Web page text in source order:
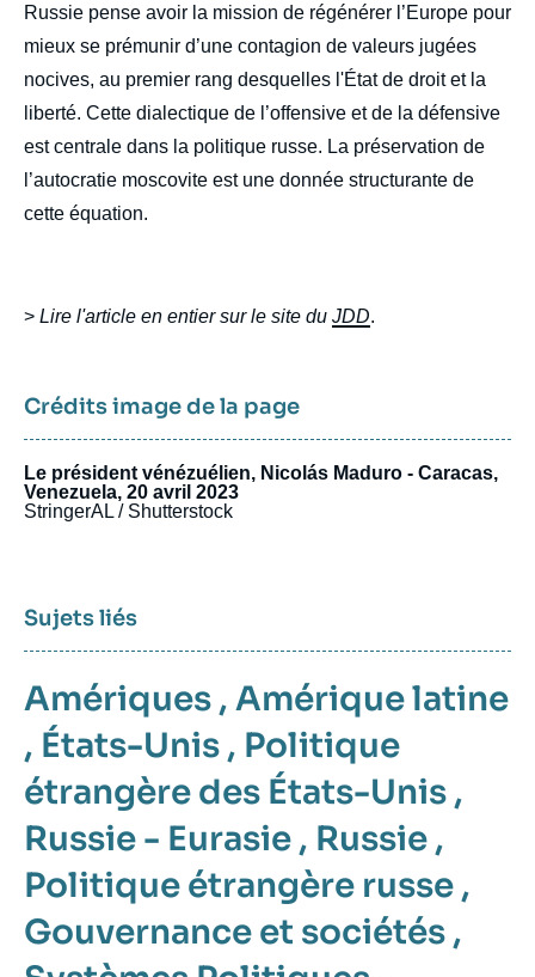
Russie pense avoir la mission de régénérer l’Europe pour
mieux se prémunir d’une contagion de valeurs jugées
nocives, au premier rang desquelles l'État de droit et la
liberté. Cette dialectique de l’offensive et de la défensive
est centrale dans la politique russe. La préservation de
l’autocratie moscovite est une donnée structurante de
cette équation.
> Lire l'article en entier sur le site du JDD.
Crédits image de la page
Le président vénézuélien, Nicolás Maduro - Caracas,
Venezuela, 20 avril 2023
StringerAL / Shutterstock
Sujets liés
Amériques , Amérique latine
, États-Unis , Politique
étrangère des États-Unis ,
Russie - Eurasie , Russie ,
Politique étrangère russe ,
Gouvernance et sociétés ,